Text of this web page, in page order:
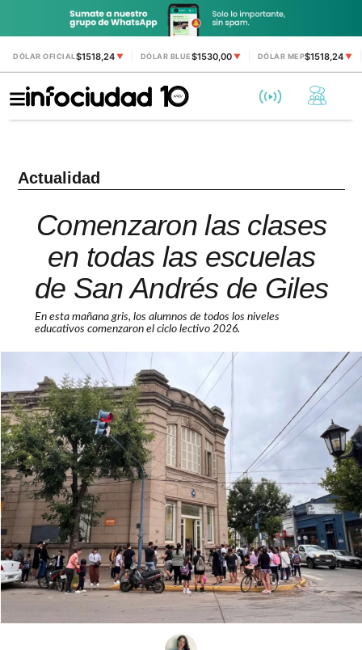
DÓLAR OFICIAL$1518,24 ▼ DÓLAR BLUE$1530,00 ▼ DÓLAR MEP$1518,24▼
Actualidad
Comenzaron las clases
en todas las escuelas
de San Andrés de Giles
En esta mañana gris, los alumnos de todos los niveles
educativos comenzaron el ciclo lectivo 2026.